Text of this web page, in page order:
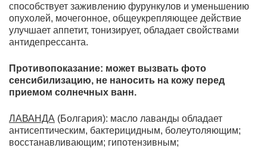
способствует заживлению фурункулов и уменьшению
опухолей, мочегонное, общеукрепляющее действие
улучшает аппетит, тонизирует, обладает свойствами
антидепрессанта.
Противопоказание: может вызвать фото
сенсибилизацию, не наносить на кожу перед
приемом солнечных ванн.
ЛАВАНДА (Болгария): масло лаванды обладает
антисептическим, бактерицидным, болеутоляющим;
восстанавливающим; гипотензивным;